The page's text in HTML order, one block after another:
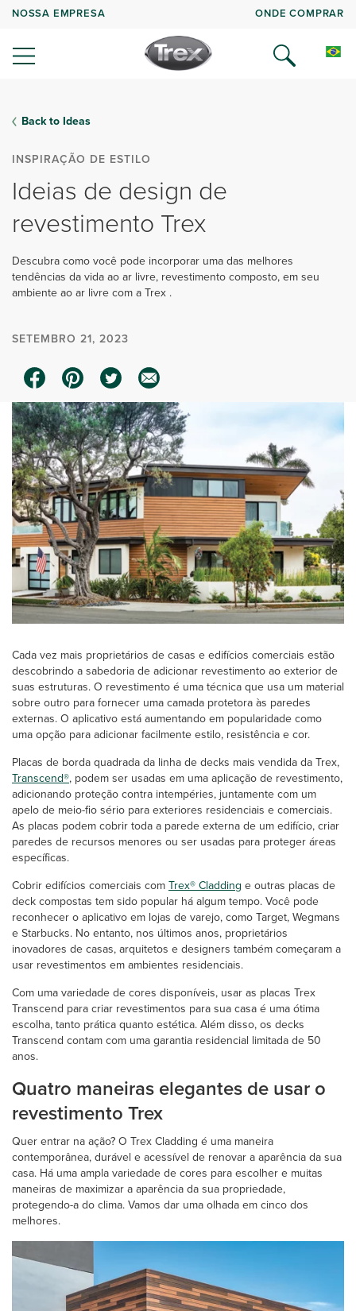
NOSSA EMPRESA ONDE COMPRAR
Back to Ideas
INSPIRAÇÃO DE ESTILO
Ideias de design de
revestimento Trex
Descubra como você pode incorporar uma das melhores
tendências da vida ao ar livre, revestimento composto, em seu
ambiente ao ar livre com a Trex .
SETEMBRO 21, 2023
Cada vez mais proprietários de casas e edifícios comerciais estão
descobrindo a sabedoria de adicionar revestimento ao exterior de
suas estruturas. O revestimento é uma técnica que usa um material
sobre outro para fornecer uma camada protetora às paredes
externas. O aplicativo está aumentando em popularidade como
uma opção para adicionar facilmente estilo, resistência e cor.
Placas de borda quadrada da linha de decks mais vendida da Trex,
Transcend®, podem ser usadas em uma aplicação de revestimento,
adicionando proteção contra intempéries, juntamente com um
apelo de meio-fio sério para exteriores residenciais e comerciais.
As placas podem cobrir toda a parede externa de um edifício, criar
paredes de recursos menores ou ser usadas para proteger áreas
específicas.
Cobrir edifícios comerciais comTrex® Cladding e outras placas de
deck compostas tem sido popular há algum tempo. Você pode
reconhecer o aplicativo em lojas de varejo, como Target, Wegmans
e Starbucks. No entanto, nos últimos anos, proprietários
inovadores de casas, arquitetos e designers também começaram a
usar revestimentos em ambientes residenciais.
Com uma variedade de cores disponíveis, usar as placas Trex
Transcend para criar revestimentos para sua casa é uma ótima
escolha, tanto prática quanto estética. Além disso, os decks
Transcend contam com uma garantia residencial limitada de 50
anos.
Quatro maneiras elegantes de usar o
revestimento Trex
Quer entrar na ação? O Trex Cladding é uma maneira
contemporânea, durável e acessível de renovar a aparência da sua
casa. Há uma ampla variedade de cores para escolher e muitas
maneiras de maximizar a aparência da sua propriedade,
protegendo-a do clima. Vamos dar uma olhada em cinco dos
melhores.